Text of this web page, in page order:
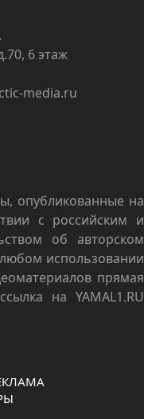
6 этаж
media.ru
опубликованные на
с российским и
об авторском
использовании
прямая
на YAMAL1.RU